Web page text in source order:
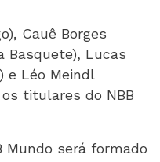
Cauê Borges
Basquete), Lucas
e Léo Meindl
titulares do NBB
Mundo será formado